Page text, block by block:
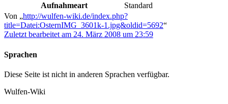
Aufnahmeart
Standard
Von „http://wulfen-wiki.de/index.php?
title=Datei:OsternIMG_3601k-1.jpg&oldid=5692“
Zuletzt bearbeitet am 24. März 2008 um 23:59
Sprachen
Diese Seite ist nicht in anderen Sprachen verfügbar.
Wulfen-Wiki